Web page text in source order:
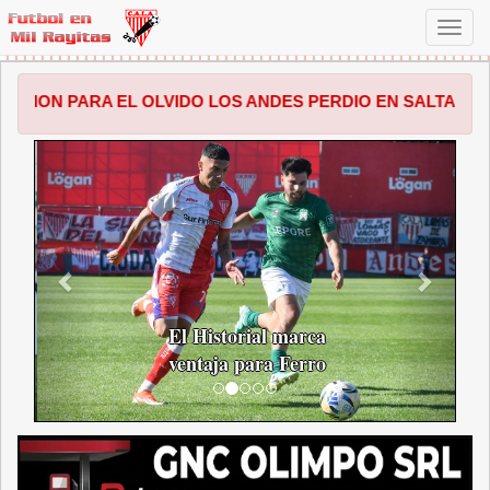
OLVIDO LOS ANDES PERDIO EN SALTA POR 1 A 0
El Historial marca
ventaja para Ferro
ANTERIOR